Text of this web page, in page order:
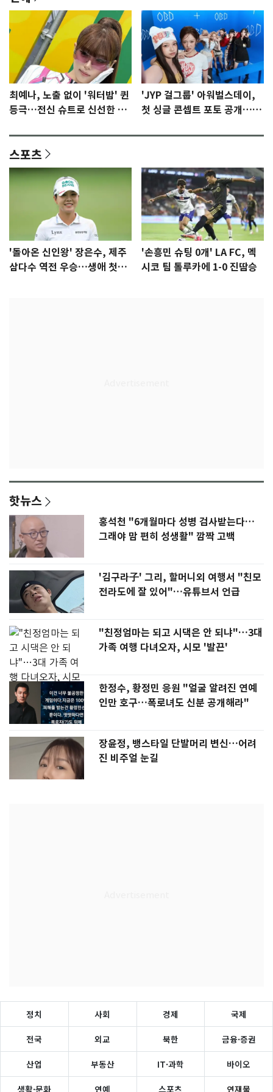
최예나, 노출 없이 '워터밤' 퀸
등극…전신 슈트로 신선한 충
'JYP 걸그룹' 아워벌스데이,
첫 싱글 콘셉트 포토 공개…청
스포츠
'돌아온 신인왕' 장은수, 제주
삼다수 역전 우승…생애 첫승
'손흥민 슈팅 0개' LA FC, 멕
시코 팀 톨루카에 1-0 진땀승
핫뉴스
홍석천 "6개월마다 성병 검사받는다…
그래야 맘 편히 성생활" 깜짝 고백
'김구라子' 그리, 할머니외 여행서 "친모
전라도에 잘 있어"…유튜브서 언급
"친정엄마는 되고 시댁은 안 되냐"…3대
가족 여행 다녀오자, 시모 '발끈'
한정수, 황정민 응원 "얼굴 알려진 연예
인만 호구…폭로녀도 신분 공개해라"
장윤정, 뱅스타일 단발머리 변신…어려
진 비주얼 눈길
정치 사회 경제 국제
전국 외교 북한 금융·증권
산업 부동산 IT·과학 바이오
생활·문화 연예 스포츠 연재물